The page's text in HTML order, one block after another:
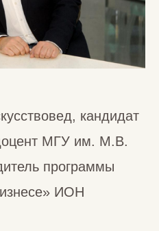
кандидат
МГУ им. М.В.
программы
ИОН